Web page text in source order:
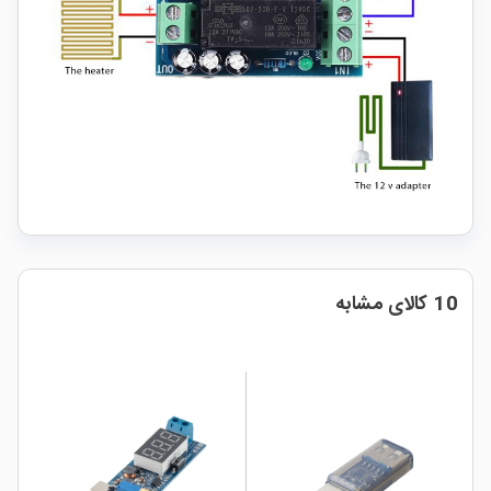
10 کالای مشابه